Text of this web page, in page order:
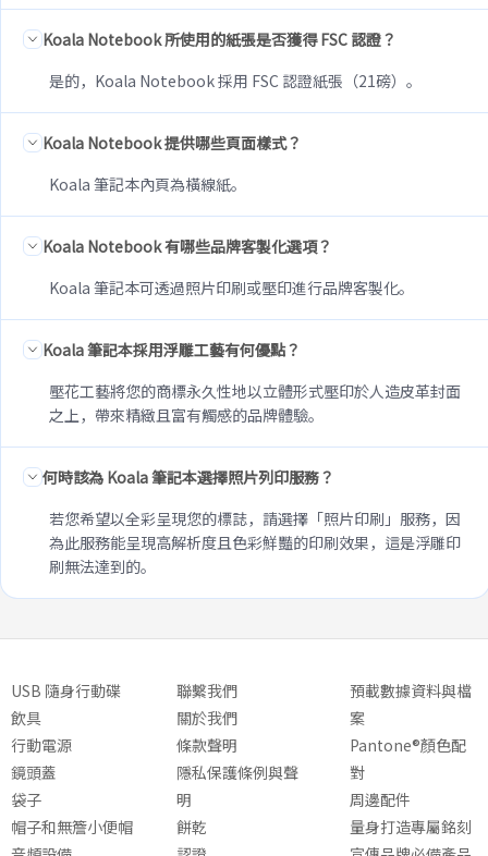
Koala Notebook 所使用的紙張是否獲得 FSC 認證？
是的，Koala Notebook 採用 FSC 認證紙張（21磅）。
Koala Notebook 提供哪些頁面樣式？
Koala 筆記本內頁為橫線紙。
Koala Notebook 有哪些品牌客製化選項？
Koala 筆記本可透過照片印刷或壓印進行品牌客製化。
Koala 筆記本採用浮雕工藝有何優點？
壓花工藝將您的商標永久性地以立體形式壓印於人造皮革封面
之上，帶來精緻且富有觸感的品牌體驗。
何時該為 Koala 筆記本選擇照片列印服務？
若您希望以全彩呈現您的標誌，請選擇「照片印刷」服務，因
為此服務能呈現高解析度且色彩鮮豔的印刷效果，這是浮雕印
刷無法達到的。
USB 隨身行動碟
飲具
行動電源
鏡頭蓋
袋子
帽子和無簷小便帽
聯繫我們
關於我們
條款聲明
隱私保護條例與聲
明
餅乾
預載數據資料與檔
案
Pantone®顏色配
對
周邊配件
量身打造專屬銘刻